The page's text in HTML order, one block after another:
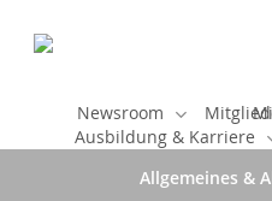
Newsroom
Ausbildung & Karriere
Allgemeines &